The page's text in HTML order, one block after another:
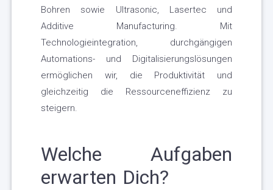
Bohren sowie Ultrasonic, Lasertec und
Additive Manufacturing. Mit
Technologieintegration, durchgängigen
Automations- und Digitalisierungslösungen
ermöglichen wir, die Produktivität und
gleichzeitig die Ressourceneffizienz zu
steigern.
Welche Aufgaben
erwarten Dich?